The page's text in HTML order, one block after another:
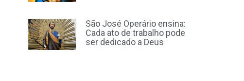
São José Operário ensina:
Cada ato de trabalho pode
ser dedicado a Deus